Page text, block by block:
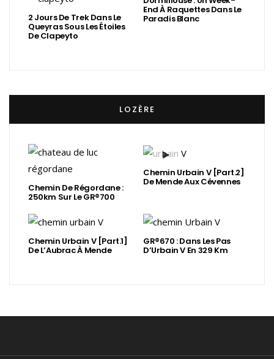
2 Jours De Trek Dans Le
Queyras Sous Les Étoiles
De Clapeyto
End À Raquettes Dans Le
Paradis Blanc
LOZÈRE
Chemin De Régordane :
250km Sur Le GR®700
Chemin Urbain V [Part.2]
De Mende Aux Cévennes
Chemin Urbain V [Part.1]
De L’Aubrac À Mende
GR®670 : Dans Les Pas
D’Urbain V En 329 Km